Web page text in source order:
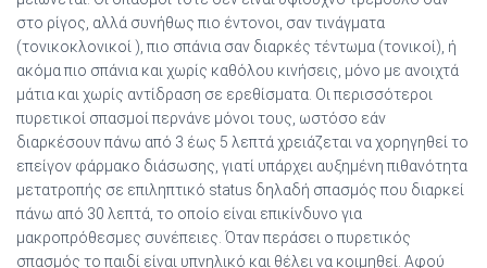
στο ρίγος, αλλά συνήθως πιο έντονοι, σαν τινάγματα
(τονικοκλονικοί ), πιο σπάνια σαν διαρκές τέντωμα (τονικοί), ή
ακόμα πιο σπάνια και χωρίς καθόλου κινήσεις, μόνο με ανοιχτά
μάτια και χωρίς αντίδραση σε ερεθίσματα. Οι περισσότεροι
πυρετικοί σπασμοί περνάνε μόνοι τους, ωστόσο εάν
διαρκέσουν πάνω από 3 έως 5 λεπτά χρειάζεται να χορηγηθεί το
επείγον φάρμακο διάσωσης, γιατί υπάρχει αυξημένη πιθανότητα
μετατροπής σε επιληπτικό status δηλαδή σπασμός που διαρκεί
πάνω από 30 λεπτά, το οποίο είναι επικίνδυνο για
μακροπρόθεσμες συνέπειες. Όταν περάσει ο πυρετικός
σπασμός το παιδί είναι υπνηλικό και θέλει να κοιμηθεί. Αφού